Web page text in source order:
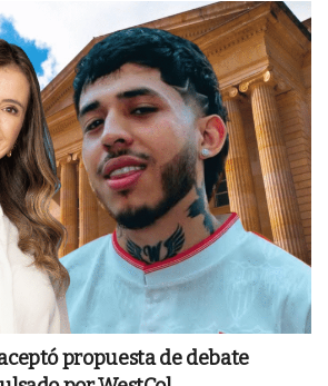
propuesta de debate